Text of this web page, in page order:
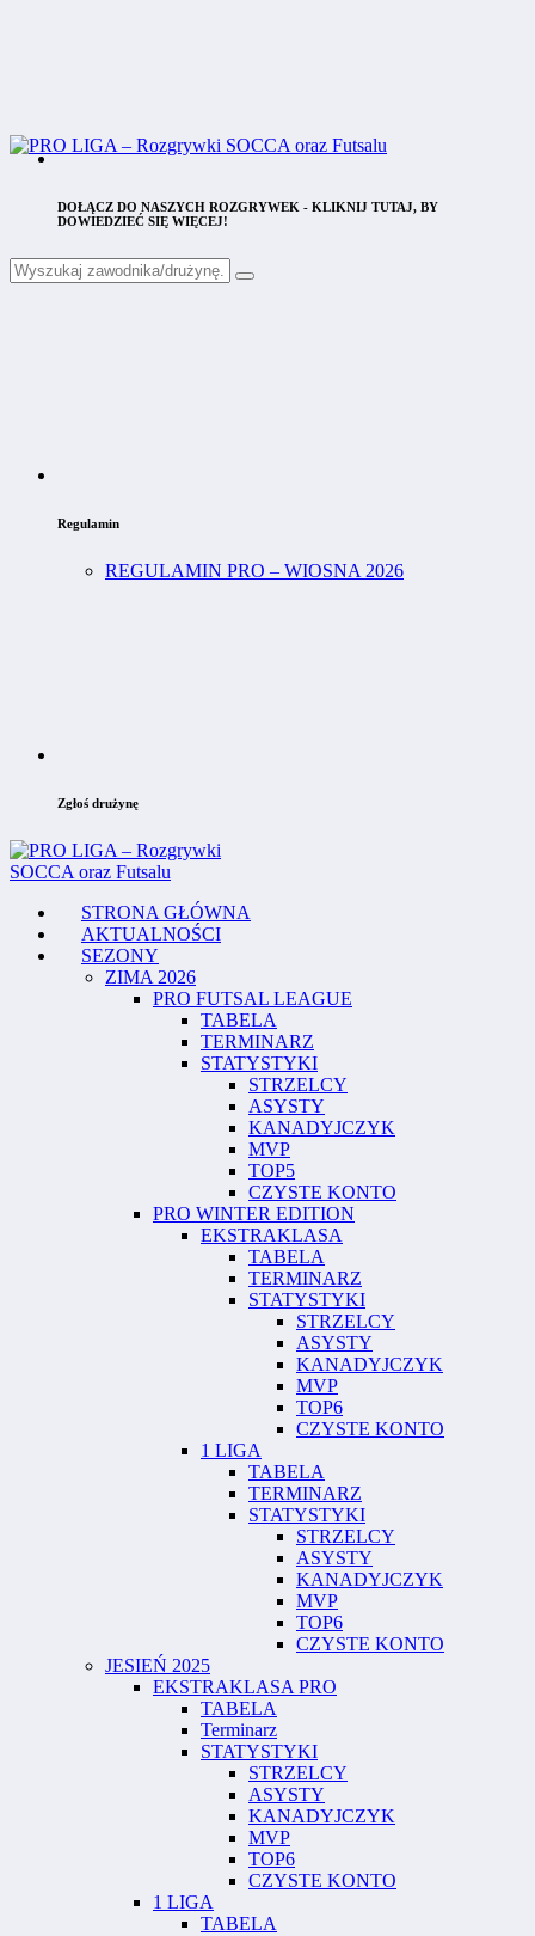
DOŁĄCZ DO NASZYCH ROZGRYWEK - KLIKNIJ TUTAJ, BY
DOWIEDZIEĆ SIĘ WIĘCEJ!
Regulamin
REGULAMIN PRO – WIOSNA 2026
Zgłoś drużynę
STRONA GŁÓWNA
AKTUALNOŚCI
SEZONY
ZIMA 2026
PRO FUTSAL LEAGUE
TABELA
TERMINARZ
STATYSTYKI
STRZELCY
ASYSTY
KANADYJCZYK
MVP
TOP5
CZYSTE KONTO
PRO WINTER EDITION
EKSTRAKLASA
TABELA
TERMINARZ
STATYSTYKI
STRZELCY
ASYSTY
KANADYJCZYK
MVP
TOP6
CZYSTE KONTO
1 LIGA
TABELA
TERMINARZ
STATYSTYKI
STRZELCY
ASYSTY
KANADYJCZYK
MVP
TOP6
CZYSTE KONTO
JESIEŃ 2025
EKSTRAKLASA PRO
TABELA
Terminarz
STATYSTYKI
STRZELCY
ASYSTY
KANADYJCZYK
MVP
TOP6
CZYSTE KONTO
1 LIGA
TABELA